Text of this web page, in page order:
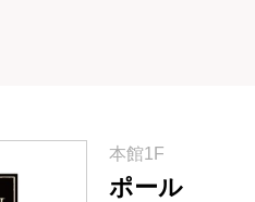
本館1F
ポール